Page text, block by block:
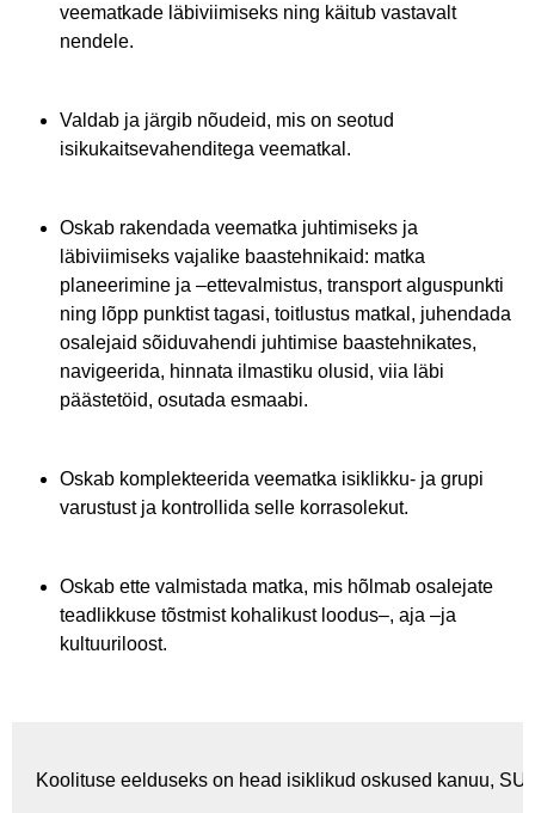
veematkade läbiviimiseks ning käitub vastavalt
nendele.
Valdab ja järgib nõudeid, mis on seotud
isikukaitsevahenditega veematkal.
Oskab rakendada veematka juhtimiseks ja
läbiviimiseks vajalike baastehnikaid: matka
planeerimine ja –ettevalmistus, transport alguspunkti
ning lõpp punktist tagasi, toitlustus matkal, juhendada
osalejaid sõiduvahendi juhtimise baastehnikates,
navigeerida, hinnata ilmastiku olusid, viia läbi
päästetöid, osutada esmaabi.
Oskab komplekteerida veematka isiklikku- ja grupi
varustust ja kontrollida selle korrasolekut.
Oskab ette valmistada matka, mis hõlmab osalejate
teadlikkuse tõstmist kohalikust loodus–, aja –ja
kultuuriloost.
Koolituse eelduseks on head isiklikud oskused kanuu,